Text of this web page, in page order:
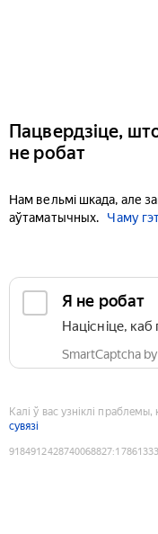
Пацвердзіце,
не робат
Нам вельмі шкада, але
аўтаматычных.
Чаму
Я не робат
Націсніце,
SmartCaptcha
Калі ў вас узніклі праблемы,
сувязі
9184912428740068827: